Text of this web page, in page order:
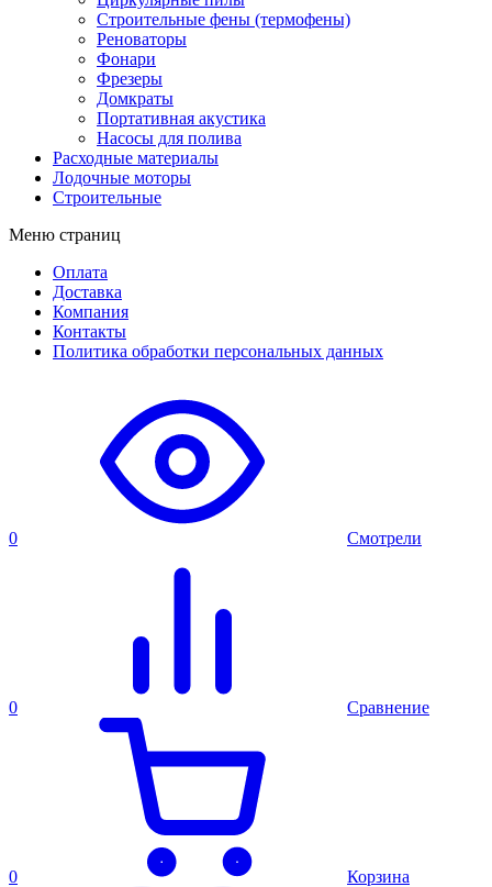
Строительные фены (термофены)
Реноваторы
Фонари
Фрезеры
Домкраты
Портативная акустика
Насосы для полива
Расходные материалы
Лодочные моторы
Строительные
Меню страниц
Оплата
Доставка
Компания
Контакты
Политика обработки персональных данных
0 Смотрели
0 Сравнение
0 Корзина